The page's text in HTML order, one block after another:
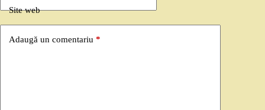
Site web
Adaugă un comentariu *